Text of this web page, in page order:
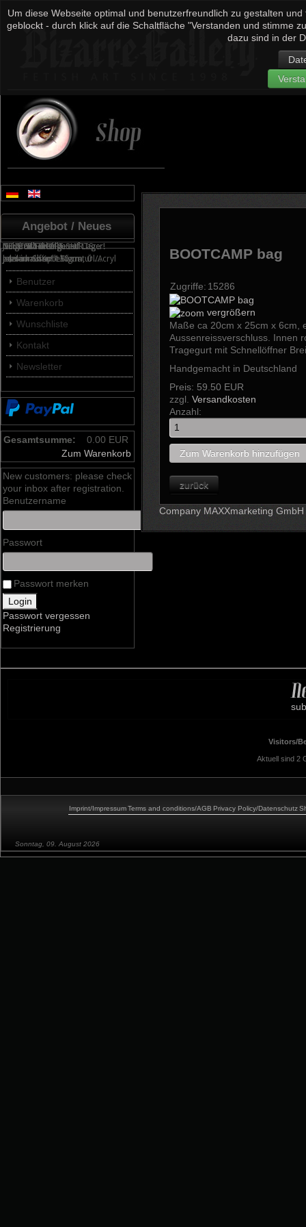
Um diese Webseite optimal und benutzerfreundlich zu gestalten
geblockt - durch klick auf die Schaltfläche "Verstanden und stimme
dazu sind in der
Angebot / Neues
JETZT IM SHOP!
Jubiläums Kollektion
Nur 3 Stück!
Nur noch wenige auf Lager!
personalisierte Signatur....
Original Fetishkunst
zu verkaufen! 130 cm, Öl/Acryl
Nur noch wenige auf Lager!
NEUE FETISCH T-SHIRTS
jetzt im Shop!
Alle Produkte
Benutzer
Warenkorb
Wunschliste
Kontakt
Newsletter
Gesamtsumme:
0.00 EUR
Zum Warenkorb
New customers: please check
your inbox after registration.
Benutzername
Passwort
Passwort merken
Passwort vergessen
Registrierung
BOOTCAMP bag
Zugriffe: 15286
vergrößern
Maße ca 20cm x 25cm x 6cm,
Aussenreissverschluss. Innen
Tragegurt mit Schnellöffner
Handgemacht in Deutschland
Preis: 59.50 EUR
zzgl.Versandkosten
Anzahl:
Company MAXXmarketing GmbH
Visitors/
Aktuell sind 2
Imprint/Impressum Terms and conditions/AGB Privacy Policy/Datenschutz
Sonntag, 09. August 2026